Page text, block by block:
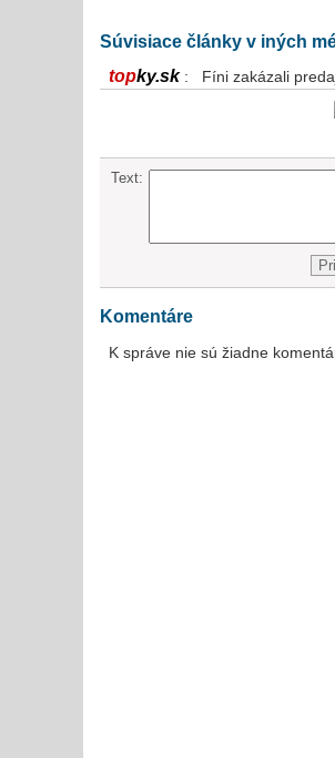
Súvisiace články v iných
topky.sk : Fíni zakázali
Text:
Komentáre
K správe nie sú žiadne